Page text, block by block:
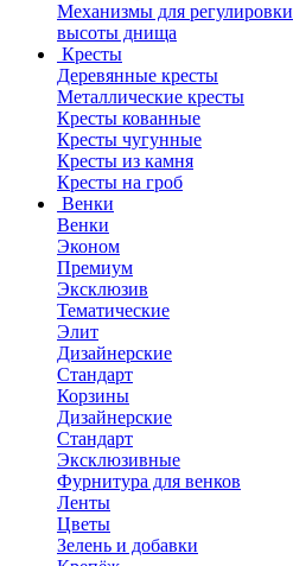
Механизмы для регулировки
высоты днища
Кресты
Деревянные кресты
Металлические кресты
Кресты кованные
Кресты чугунные
Кресты из камня
Кресты на гроб
Венки
Венки
Эконом
Премиум
Эксклюзив
Тематические
Элит
Дизайнерские
Стандарт
Корзины
Дизайнерские
Стандарт
Эксклюзивные
Фурнитура для венков
Ленты
Цветы
Зелень и добавки